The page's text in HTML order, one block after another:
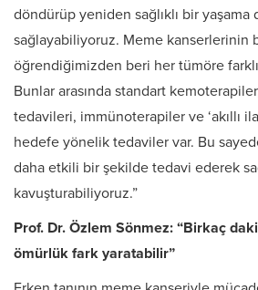
döndürüp yeniden sağlıklı bir
sağlayabiliyoruz. Meme kanserlerinin
öğrendiğimizden beri her tümöre farklı
Bunlar arasında standart
tedavileri, immünoterapiler ve ‘akıllı
hedefe yönelik tedaviler var. Bu
daha etkili bir şekilde tedavi ederek
kavuşturabiliyoruz.”
Prof. Dr. Özlem Sönmez: “Birkaç
ömürlük fark yaratabilir”